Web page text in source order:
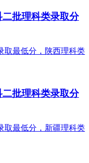
批理科类录取分
批理科类录取分